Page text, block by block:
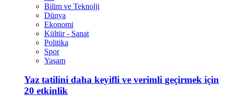
Bilim ve Teknolji
Dünya
Ekonomi
Kültür - Sanat
Politika
Spor
Yaşam
Yaz tatilini daha keyifli ve verimli geçirmek için
20 etkinlik